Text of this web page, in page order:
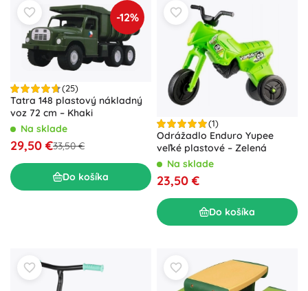
-12%
(25)
Tatra 148 plastový nákladný
voz 72 cm – Khaki
Na sklade
29,50 €33,50 €
Do košíka
(1)
Odrážadlo Enduro Yupee
veľké plastové – Zelená
Na sklade
23,50 €
Do košíka